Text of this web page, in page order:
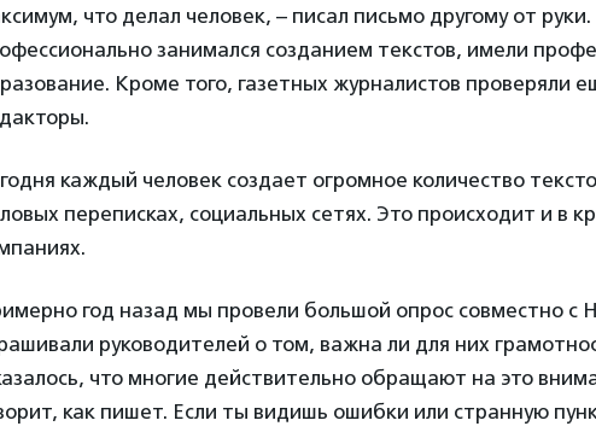
что делал человек, – писал письмо другому от
занимался созданием текстов, имели
Кроме того, газетных журналистов проверяли
каждый человек создает огромное количество
переписках, социальных сетях. Это происходит и в
год назад мы провели большой опрос совместно с
руководителей о том, важна ли для них
что многие действительно обращают на это
как пишет. Если ты видишь ошибки или странную